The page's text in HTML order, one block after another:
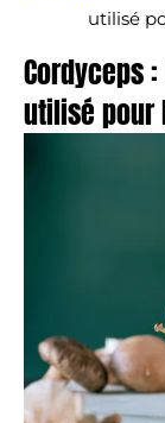
utilisé
Cordyceps
utilisé pour